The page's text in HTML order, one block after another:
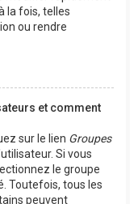
la fois, telles
ou rendre
et comment
sur le lien Groupes
Si vous
le groupe
Toutefois, tous les
peuvent